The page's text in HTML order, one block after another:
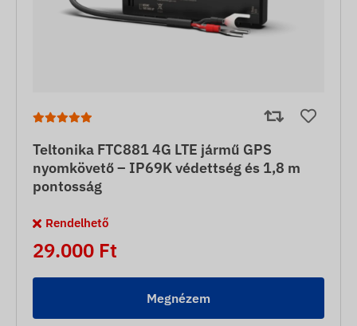
Teltonika FTC881 4G LTE jármű GPS
nyomkövető – IP69K védettség és 1,8 m
pontosság
Rendelhető
29.000 Ft
Megnézem